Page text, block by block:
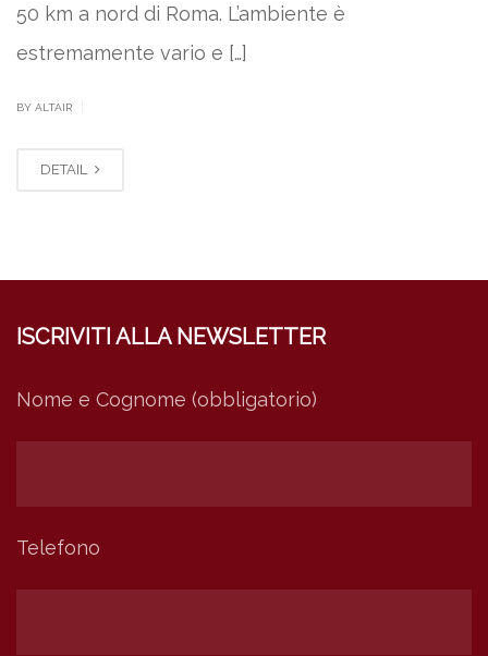
50 km a nord di Roma. L’ambiente è
estremamente vario e […]
BY ALTAIR
DETAIL
ISCRIVITI ALLA NEWSLETTER
Nome e Cognome (obbligatorio)
Telefono